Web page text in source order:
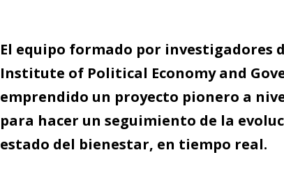
El equipo formado por investigadores
Institute of Political Economy and
emprendido un proyecto pionero a
para hacer un seguimiento de la
estado del bienestar, en tiempo real.